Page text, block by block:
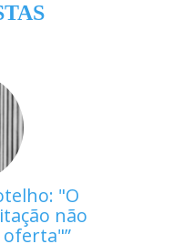
"O
não
oferta"